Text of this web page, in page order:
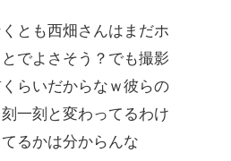
とも西畑さんはまだホ
でよさそう？でも撮影
らいだからなｗ彼らの
一刻と変わってるわけ
るかは分からんな